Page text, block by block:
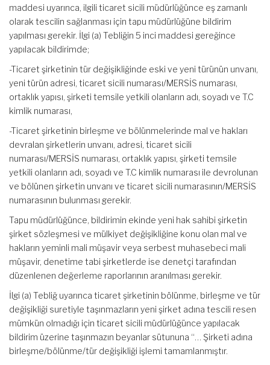
maddesi uyarınca, ilgili ticaret sicili müdürlüğünce eş zamanlı
olarak tescilin sağlanması için tapu müdürlüğüne bildirim
yapılması gerekir. İlgi (a) Tebliğin 5 inci maddesi gereğince
yapılacak bildirimde;
-Ticaret şirketinin tür değişikliğinde eski ve yeni türünün unvanı,
yeni türün adresi, ticaret sicili numarası/MERSİS numarası,
ortaklık yapısı, şirketi temsile yetkili olanların adı, soyadı ve T.C
kimlik numarası,
-Ticaret şirketinin birleşme ve bölünmelerinde mal ve hakları
devralan şirketlerin unvanı, adresi, ticaret sicili
numarası/MERSİS numarası, ortaklık yapısı, şirketi temsile
yetkili olanların adı, soyadı ve T.C kimlik numarası ile devrolunan
ve bölünen şirketin unvanı ve ticaret sicili numarasının/MERSİS
numarasının bulunması gerekir.
Tapu müdürlüğünce, bildirimin ekinde yeni hak sahibi şirketin
şirket sözleşmesi ve mülkiyet değişikliğine konu olan mal ve
hakların yeminli mali müşavir veya serbest muhasebeci mali
müşavir, denetime tabi şirketlerde ise denetçi tarafından
düzenlenen değerleme raporlarının aranılması gerekir.
İlgi (a) Tebliğ uyarınca ticaret şirketinin bölünme, birleşme ve tür
değişikliği suretiyle taşınmazların yeni şirket adına tescili resen
mümkün olmadığı için ticaret sicili müdürlüğünce yapılacak
bildirim üzerine taşınmazın beyanlar sütununa “… Şirketi adına
birleşme/bölünme/tür değişikliği işlemi tamamlanmıştır.